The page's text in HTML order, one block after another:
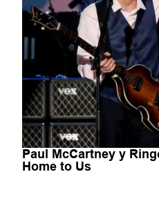
Paul McCartney y
Home to Us